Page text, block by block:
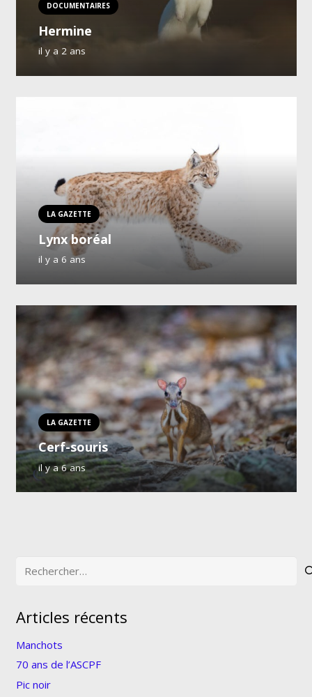
DOCUMENTAIRES
Hermine
il y a 2 ans
LA GAZETTE
Lynx boréal
il y a 6 ans
LA GAZETTE
Cerf-souris
il y a 6 ans
Articles récents
Manchots
70 ans de l’ASCPF
Pic noir